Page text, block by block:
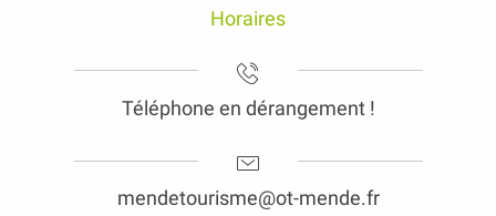
Horaires
Téléphone en dérangement !
mendetourisme@ot-mende.fr